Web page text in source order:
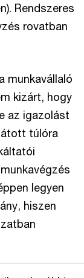
Rendszeres
rovatban
munkavállaló
kizárt, hogy
az igazolást
túlóra
legyen
hiszen